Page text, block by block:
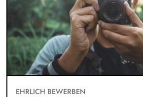
EHRLICH BEWERBEN